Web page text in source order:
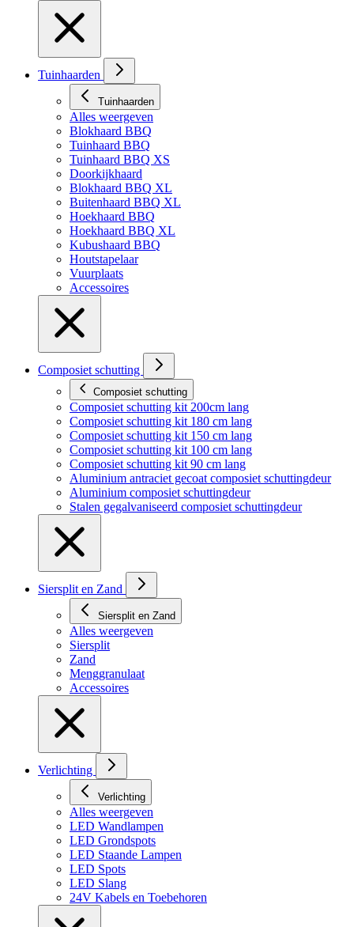
Tuinhaarden
Tuinhaarden
Alles weergeven
Blokhaard BBQ
Tuinhaard BBQ
Tuinhaard BBQ XS
Doorkijkhaard
Blokhaard BBQ XL
Buitenhaard BBQ XL
Hoekhaard BBQ
Hoekhaard BBQ XL
Kubushaard BBQ
Houtstapelaar
Vuurplaats
Accessoires
Composiet schutting
Composiet schutting
Composiet schutting kit 200cm lang
Composiet schutting kit 180 cm lang
Composiet schutting kit 150 cm lang
Composiet schutting kit 100 cm lang
Composiet schutting kit 90 cm lang
Aluminium antraciet gecoat composiet schuttingdeur
Aluminium composiet schuttingdeur
Stalen gegalvaniseerd composiet schuttingdeur
Siersplit en Zand
Siersplit en Zand
Alles weergeven
Siersplit
Zand
Menggranulaat
Accessoires
Verlichting
Verlichting
Alles weergeven
LED Wandlampen
LED Grondspots
LED Staande Lampen
LED Spots
LED Slang
24V Kabels en Toebehoren